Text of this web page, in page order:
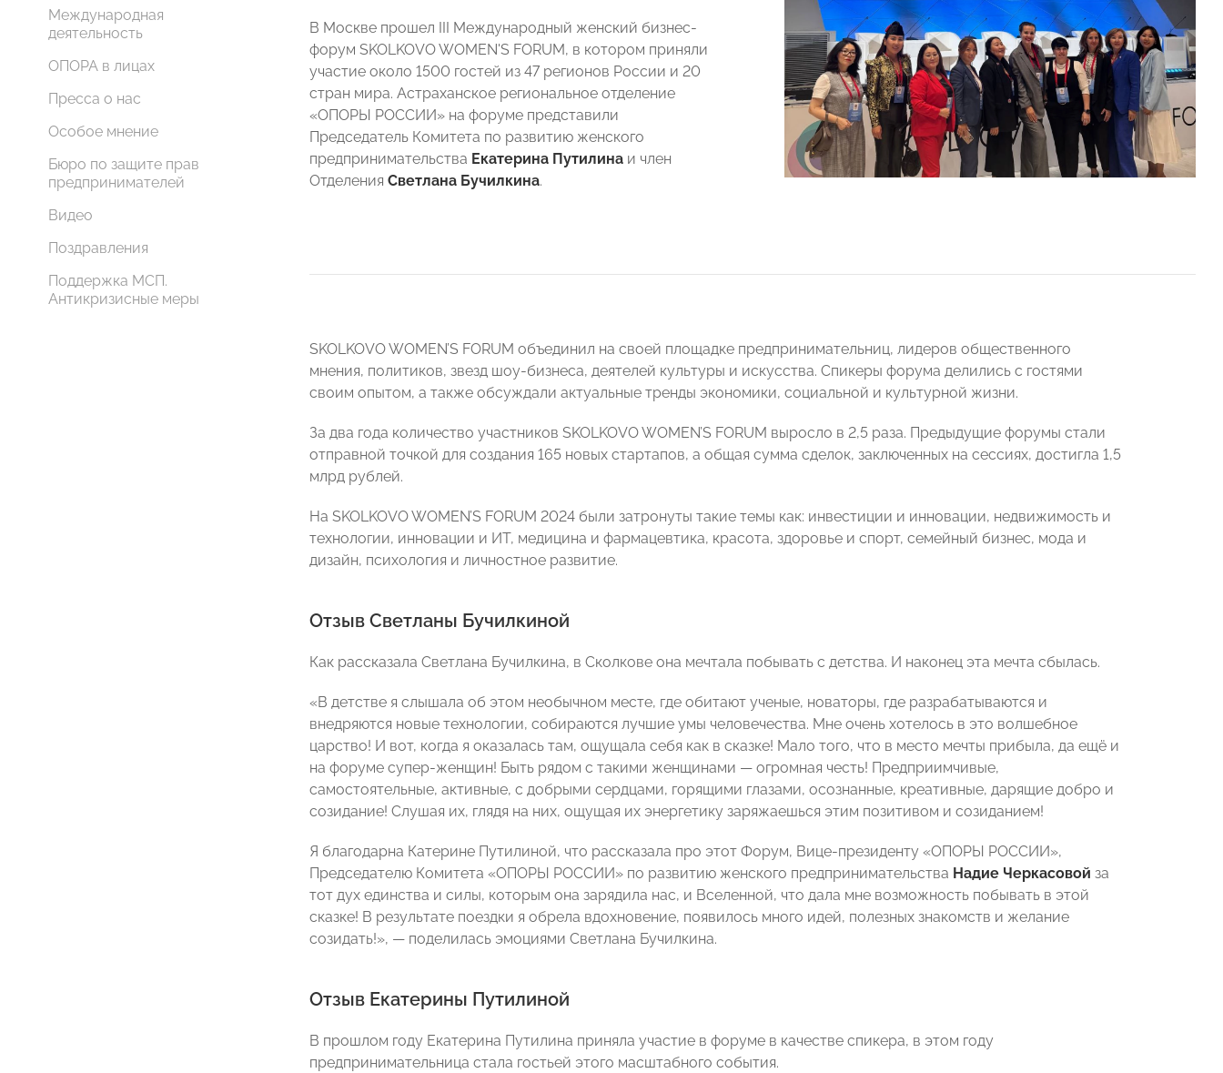
Международная
деятельность
ОПОРА в лицах
Пресса о нас
Особое мнение
Бюро по защите прав
предпринимателей
Видео
Поздравления
Поддержка МСП.
Антикризисные меры
В Москве прошел III Международный женский бизнес-
форум SKOLKOVO WOMEN'S FORUM, в котором приняли
участие около 1500 гостей из 47 регионов России и 20
стран мира. Астраханское региональное отделение
«ОПОРЫ РОССИИ» на форуме представили
Председатель Комитета по развитию женского
предпринимательства Екатерина Путилина и член
Отделения Светлана Бучилкина.
SKOLKOVO WOMEN’S FORUM объединил на своей площадке предпринимательниц, лидеров общественного
мнения, политиков, звезд шоу-бизнеса, деятелей культуры и искусства. Спикеры форума делились с гостями
своим опытом, а также обсуждали актуальные тренды экономики, социальной и культурной жизни.
За два года количество участников SKOLKOVO WOMEN’S FORUM выросло в 2,5 раза. Предыдущие форумы стали
отправной точкой для создания 165 новых стартапов, а общая сумма сделок, заключенных на сессиях, достигла 1,5
млрд рублей.
На SKOLKOVO WOMEN’S FORUM 2024 были затронуты такие темы как: инвестиции и инновации, недвижимость и
технологии, инновации и ИТ, медицина и фармацевтика, красота, здоровье и спорт, семейный бизнес, мода и
дизайн, психология и личностное развитие.
Отзыв Светланы Бучилкиной
Как рассказала Светлана Бучилкина, в Сколкове она мечтала побывать с детства. И наконец эта мечта сбылась.
«В детстве я слышала об этом необычном месте, где обитают ученые, новаторы, где разрабатываются и
внедряются новые технологии, собираются лучшие умы человечества. Мне очень хотелось в это волшебное
царство! И вот, когда я оказалась там, ощущала себя как в сказке! Мало того, что в место мечты прибыла, да ещё и
на форуме супер-женщин! Быть рядом с такими женщинами — огромная честь! Предприимчивые,
самостоятельные, активные, с добрыми сердцами, горящими глазами, осознанные, креативные, дарящие добро и
созидание! Слушая их, глядя на них, ощущая их энергетику заряжаешься этим позитивом и созиданием!
Я благодарна Катерине Путилиной, что рассказала про этот Форум, Вице-президенту «ОПОРЫ РОССИИ»,
Председателю Комитета «ОПОРЫ РОССИИ» по развитию женского предпринимательства Надие Черкасовой за
тот дух единства и силы, которым она зарядила нас, и Вселенной, что дала мне возможность побывать в этой
сказке! В результате поездки я обрела вдохновение, появилось много идей, полезных знакомств и желание
созидать!», — поделилась эмоциями Светлана Бучилкина.
Отзыв Екатерины Путилиной
В прошлом году Екатерина Путилина приняла участие в форуме в качестве спикера, в этом году
предпринимательница стала гостьей этого масштабного события.